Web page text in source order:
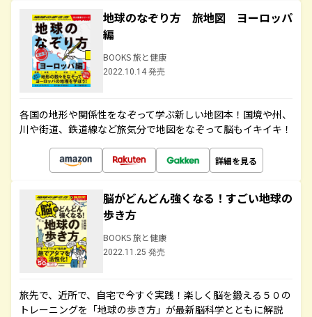
地球のなぞり方 旅地図 ヨーロッパ
編
BOOKS 旅と健康
2022.10.14 発売
各国の地形や関係性をなぞって学ぶ新しい地図本！国境や州、
川や街道、鉄道線など旅気分で地図をなぞって脳もイキイキ！
詳細を見る
脳がどんどん強くなる！すごい地球の
歩き方
BOOKS 旅と健康
2022.11.25 発売
旅先で、近所で、自宅で今すぐ実践！楽しく脳を鍛える５０の
トレーニングを「地球の歩き方」が最新脳科学とともに解説